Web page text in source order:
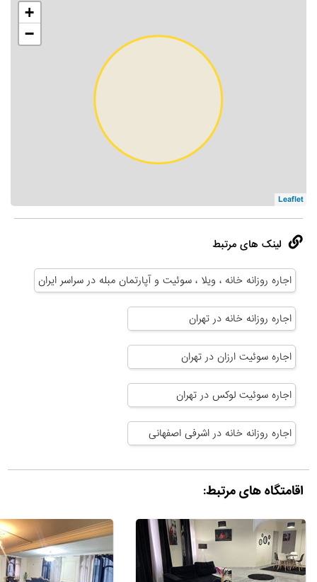
+
−
Leaflet
لینک های مرتبط
اجاره روزانه خانه ، ویلا ، سوئیت و آپارتمان مبله در سراسر ایران
اجاره روزانه خانه در تهران
اجاره سوئیت ارزان در تهران
اجاره سوئیت لوکس در تهران
اجاره روزانه خانه در اشرفی اصفهانی
اقامتگاه های مرتبط: